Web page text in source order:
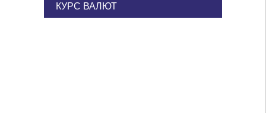
КУРС ВАЛЮТ